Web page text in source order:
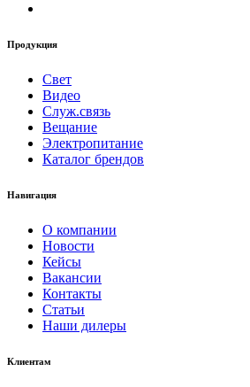
Продукция
Свет
Видео
Служ.связь
Вещание
Электропитание
Каталог брендов
Навигация
О компании
Новости
Кейсы
Вакансии
Контакты
Статьи
Наши дилеры
Клиентам